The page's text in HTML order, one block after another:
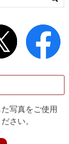
写真をご使用
さい。